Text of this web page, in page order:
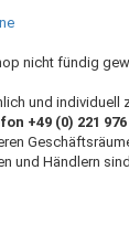
nicht fündig
und individuell
+49 (0) 221 976
und Händlern